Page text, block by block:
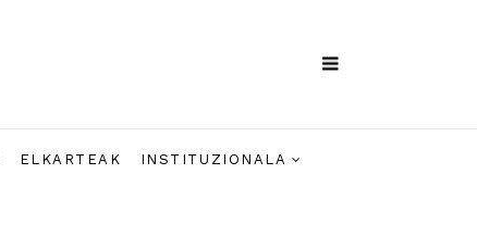
ELKARTEAK INSTITUZIONALA